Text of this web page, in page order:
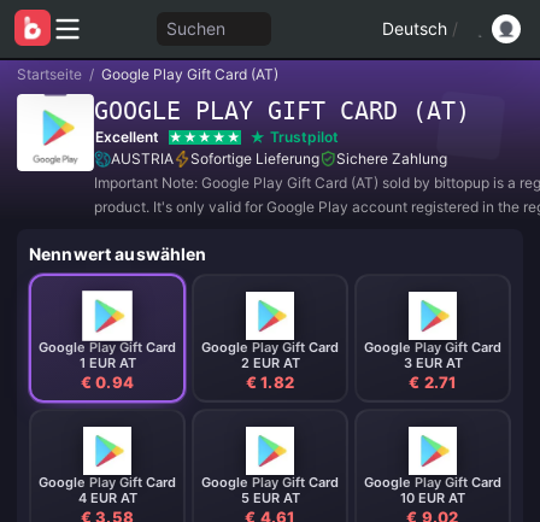
Suchen Deutsch /
Startseite / Google Play Gift Card (AT)
GOOGLE PLAY GIFT CARD (AT)
Excellent
Trustpilot
AUSTRIA
Sofortige Lieferung
Sichere Zahlung
Important Note: Google Play Gift Card (AT) sold by bittopup is a
product. It's only valid for Google Play account registered in the
Nennwert auswählen
Google Play Gift Card
1 EUR AT
€ 0.94
Google Play Gift Card
2 EUR AT
€ 1.82
Google Play Gift Card
3 EUR AT
€ 2.71
Google Play Gift Card
4 EUR AT
€ 3.58
Google Play Gift Card
5 EUR AT
€ 4.61
Google Play Gift Card
10 EUR AT
€ 9.02